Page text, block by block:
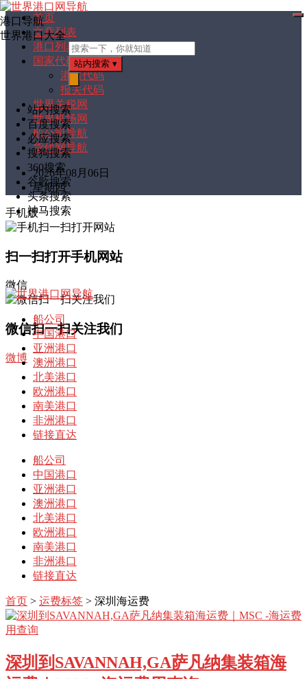
首页
文章列表
港口列表
国家代码
港口代码
报关代码
世界关税网
世界机场网
船公司导航
货代网导航
2026年08月06日
星期四
港口导航
世界港口大全
站内搜索 ▾
站内搜索
百度搜索
必应搜索
搜狗搜索
360搜索
谷歌搜索
头条搜索
神马搜索
搜
索
手机版
扫一扫打开手机网站
微信
微信扫一扫关注我们
微博
打
船公司
中国港口
亚洲港口
澳洲港口
北美港口
欧洲港口
南美港口
非洲港口
链接直达
船公司
中国港口
亚洲港口
澳洲港口
北美港口
欧洲港口
南美港口
非洲港口
链接直达
首页 > 运费标签 > 深圳海运费
深圳到SAVANNAH,GA萨凡纳集装箱海